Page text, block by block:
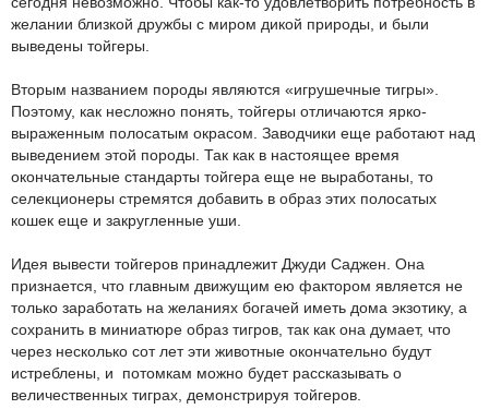
желании близкой дружбы с миром дикой природы, и были
выведены тойгеры.
Вторым названием породы являются «игрушечные тигры».
Поэтому, как несложно понять, тойгеры отличаются ярко-
выраженным полосатым окрасом. Заводчики еще работают над
выведением этой породы. Так как в настоящее время
окончательные стандарты тойгера еще не выработаны, то
селекционеры стремятся добавить в образ этих полосатых
кошек еще и закругленные уши.
Идея вывести тойгеров принадлежит Джуди Саджен. Она
признается, что главным движущим ею фактором является не
только заработать на желаниях богачей иметь дома экзотику, а
сохранить в миниатюре образ тигров, так как она думает, что
через несколько сот лет эти животные окончательно будут
истреблены, и потомкам можно будет рассказывать о
величественных тиграх, демонстрируя тойгеров.